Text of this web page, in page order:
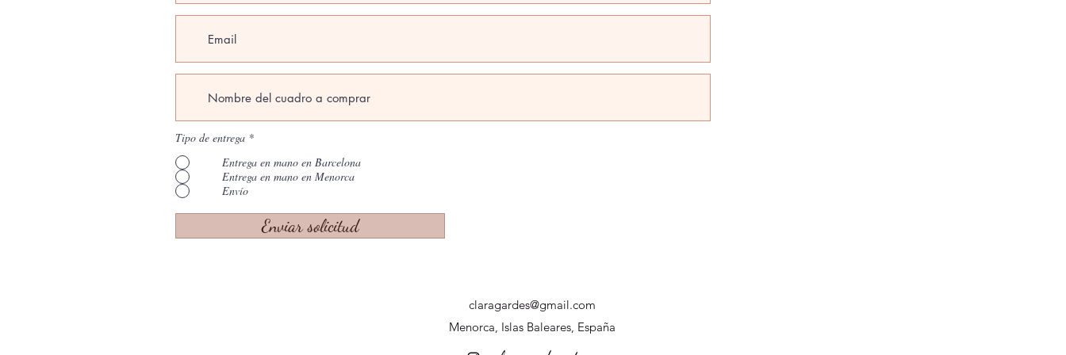
Tipo de entrega *
Entrega en mano en Barcelona
Entrega en mano en Menorca
Envío
Enviar solicitud
claragardes@gmail.com
Menorca, Islas Baleares, España